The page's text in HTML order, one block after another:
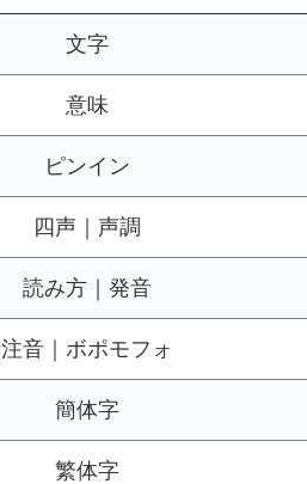
文字
意味
ピンイン
四声｜声調
読み方｜発音
注音｜ボポモフォ
簡体字
繁体字